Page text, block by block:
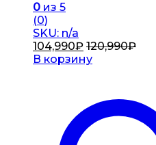
0 из 5
(0)
SKU: n/a
104,990₽ 120,990₽
В корзину